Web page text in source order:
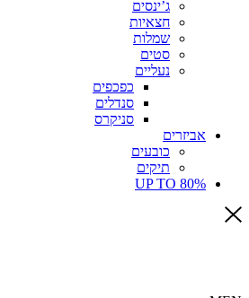
ג’ינסים
חצאיות
שמלות
סטים
נעליים
כפכפים
סנדלים
סניקרס
אביזרים
כובעים
תיקים
UP TO 80%